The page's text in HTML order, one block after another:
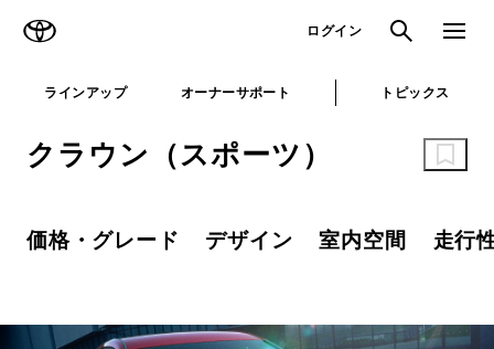
ログイン 検索 メニュ
ラインアップ オーナーサポート トピックス
クラウン（スポーツ）
価格・グレード デザイン 室内空間 走行